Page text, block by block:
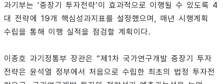
과기부는 ‘중장기 투자전략’이 효과적으로 이행될 수 있도록 4
대 전략에 19개 핵심성과지표를 설정했으며, 매년 시행계획
수립을 통해 이행 실적을 점검할 계획이다.
이종호 과기정통부 장관은 “제1차 국가연구개발 중장기 투자
전략은 윤석열 정부에서 처음으로 수립한 최초의 법정 투자전